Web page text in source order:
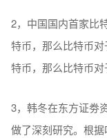
2，中国国内首家比
特币，那么比特币
特币，那么比特币对
3，韩冬在东方证劵
做了深刻研究。根